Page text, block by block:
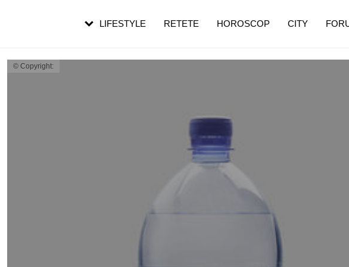
© Copyright:
LIFESTYLE RETETE HOROSCOP CITY
pe măsură ce înaintezi în vârstă